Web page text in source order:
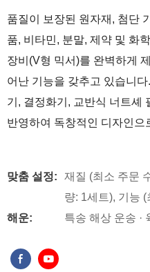
품질이 보장된 원자재, 첨단
품, 비타민, 분말, 제약 및 화
장비(V형 믹서)를 완벽하게
어난 기능을 갖추고 있습니
기, 결정화기, 교반식 너트셰
반영하여 독창적인 디자인으
맞춤 설정:
재질 (최소 주문
량: 1세트), 기능
해운:
특송 해상 운송 ·